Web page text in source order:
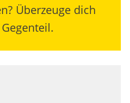
Überzeuge dich